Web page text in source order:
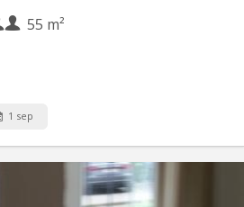
55 m²
1 sep